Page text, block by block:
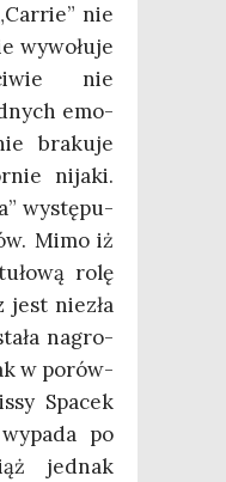
nie
wywo­łu­je
nie
emo­
bra­ku­je
nija­ki.
wystę­pu­
Mimo iż
rolę
jest nie­zła
nagro­
w porów­
Spa­cek
po
jed­nak